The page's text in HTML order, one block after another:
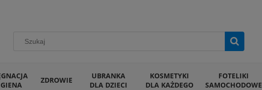
ZDROWIE
UBRANKA
DLA DZIECI
KOSMETYKI
DLA KAŻDEGO
FOTELIKI
SAMOCHODOWE